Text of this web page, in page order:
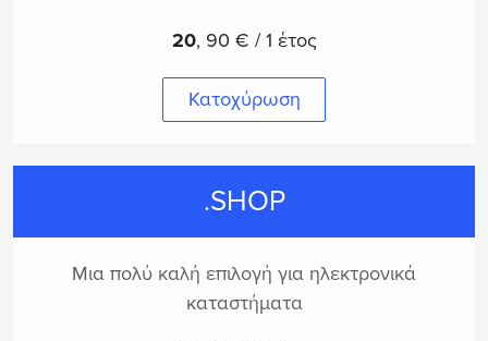
20, 90 € / 1 έτος
Κατοχύρωση
.SHOP
Μια πολύ καλή επιλογή για ηλεκτρονικά
καταστήματα